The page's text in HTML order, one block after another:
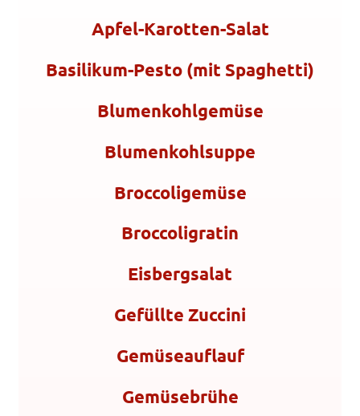
Apfel-Karotten-Salat
Basilikum-Pesto (mit Spaghetti)
Blumenkohlgemüse
Blumenkohlsuppe
Broccoligemüse
Broccoligratin
Eisbergsalat
Gefüllte Zuccini
Gemüseauflauf
Gemüsebrühe